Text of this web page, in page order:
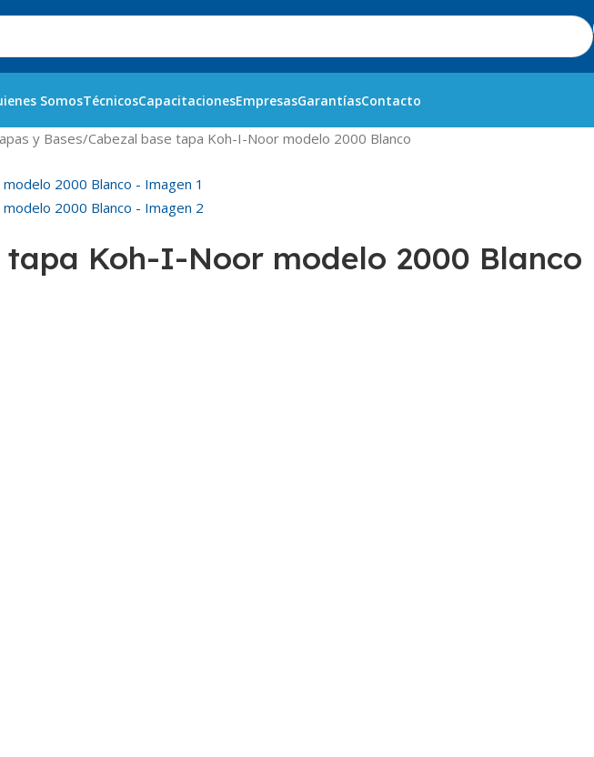
SomosTécnicosCapacitacionesEmpresasGarantíasContacto
y Bases Cabezal base tapa Koh-I-Noor modelo 2000 Blanco
tapa Koh-I-Noor modelo 2000 Blanco